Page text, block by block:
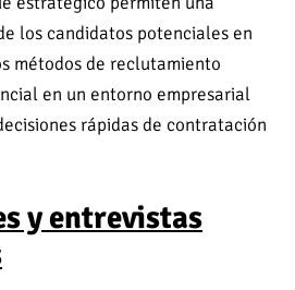
los candidatos potenciales en
métodos de reclutamiento
en un entorno empresarial
rápidas de contratación
y entrevistas